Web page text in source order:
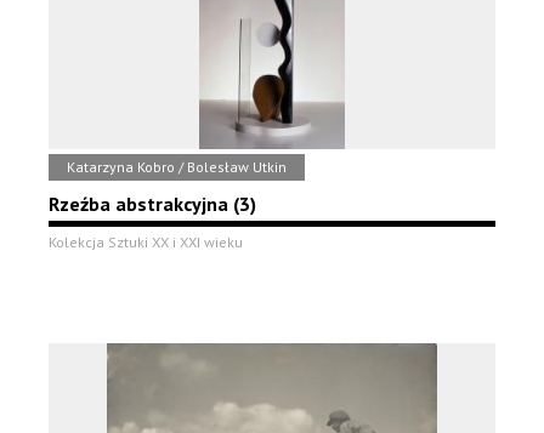
Katarzyna Kobro / Bolesław Utkin
Rzeźba abstrakcyjna (3)
Kolekcja Sztuki XX i XXI wieku